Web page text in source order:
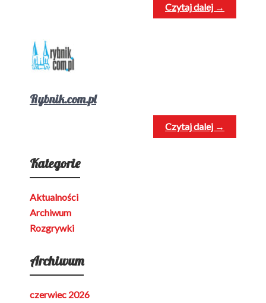
Czytaj dalej →
Rybnik.com.pl
Czytaj dalej →
Kategorie
Aktualności
Archiwum
Rozgrywki
Archiwum
czerwiec 2026